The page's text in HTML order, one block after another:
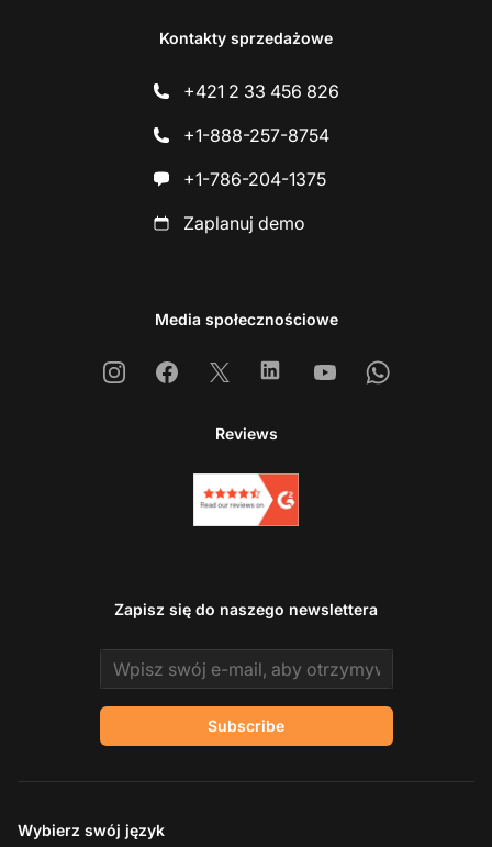
Kontakty sprzedażowe
+421 2 33 456 826
+1-888-257-8754
+1-786-204-1375
Zaplanuj demo
Media społecznościowe
InstagramFacebook
X LinkedinYoutubeWhatsapp
Reviews
Zapisz się do naszego newslettera
Email address
Subscribe
Wybierz swój język